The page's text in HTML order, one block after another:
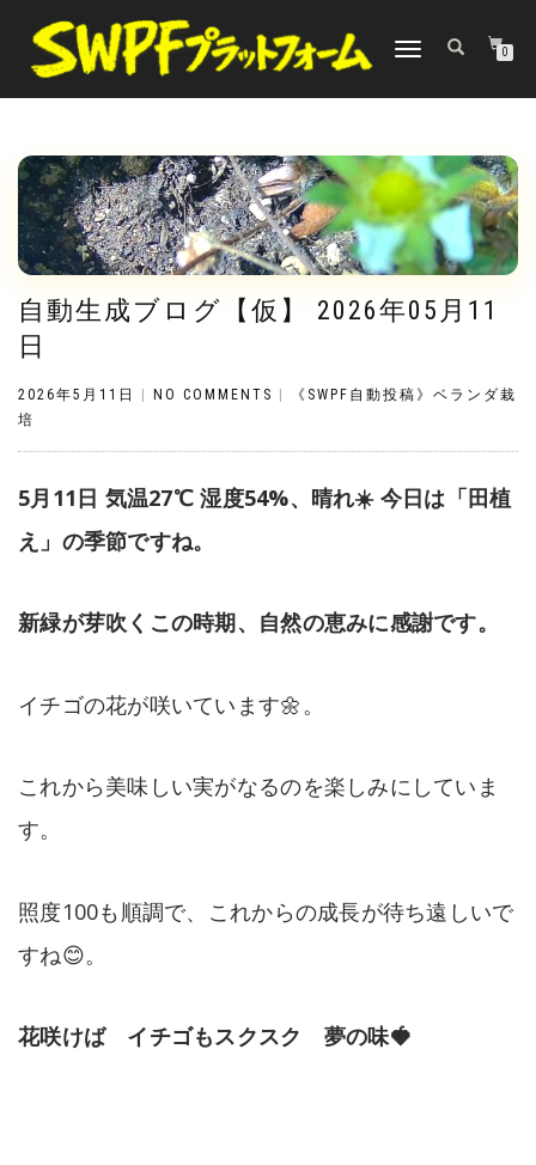
TOGGLE
0
自動生成ブログ【仮】 2026年05月11
日
2026年5月11日 NO COMMENTS
《SWPF自動投稿》ベランダ栽
培
5月11日 気温27℃ 湿度54%、晴れ☀️ 今日は「田植
え」の季節ですね。
新緑が芽吹くこの時期、自然の恵みに感謝です。
イチゴの花が咲いています🌼。
これから美味しい実がなるのを楽しみにしていま
す。
照度100も順調で、これからの成長が待ち遠しいで
すね😊。
花咲けば イチゴもスクスク 夢の味🍓